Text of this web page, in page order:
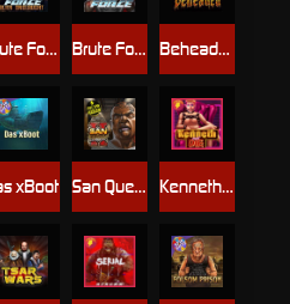
Brute Force
San Quentin 2: Death Row
Beheaded
Brute Force: Alien Onslaught
Kenneth Must Die
xBoot